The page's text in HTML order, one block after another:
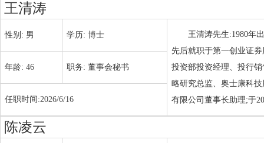
王清涛
性别: 男 学历: 博士
王清涛先生:1980年
先后就职于第一创业证
投资部投资经理、投行
略研究总监、奥士康科
有限公司董事长助理;于
年龄: 46 职务: 董事会秘书
任职时间:2026/6/16
陈凌云